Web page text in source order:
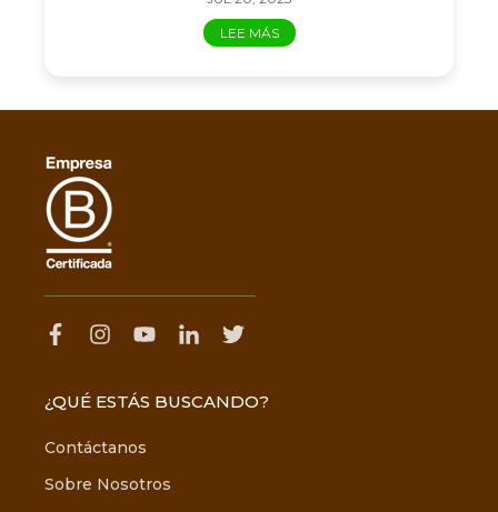
LEE MÁS
¿QUÉ ESTÁS BUSCANDO?
Contáctanos
Sobre Nosotros